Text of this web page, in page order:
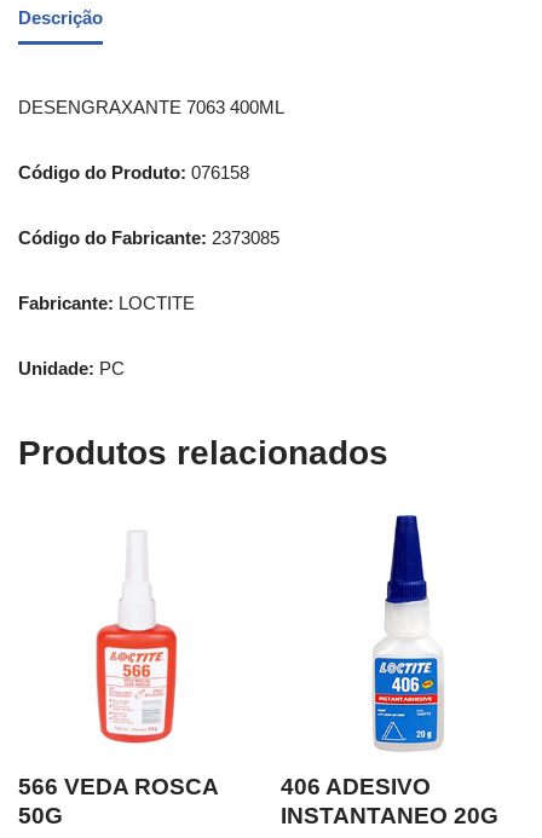
Descrição
DESENGRAXANTE 7063 400ML
Código do Produto: 076158
Código do Fabricante: 2373085
Fabricante: LOCTITE
Unidade: PC
Produtos relacionados
566 VEDA ROSCA
50G
406 ADESIVO
INSTANTANEO 20G